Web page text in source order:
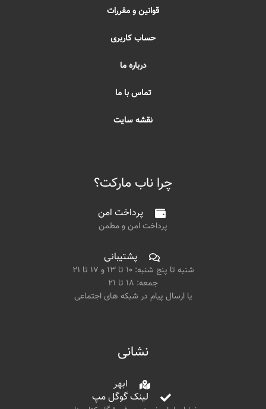
قوانین و مقررات
حساب کاربری
درباره ما
تماس با ما
نقشه سایت
چرا ناب مارکت؟
پرداخت امن
پرداخت امن و مطمن
پشتیبانی
شنبه تا پنج شنبه: ۱۰ تا ۱۳ و ۱۷ تا ۲۱
جمعه: ۱۸ تا ۲۱
یا ارسال پیام در شبکه های اجتماعی
نشانی
ابهر
لینک گوگل مپ